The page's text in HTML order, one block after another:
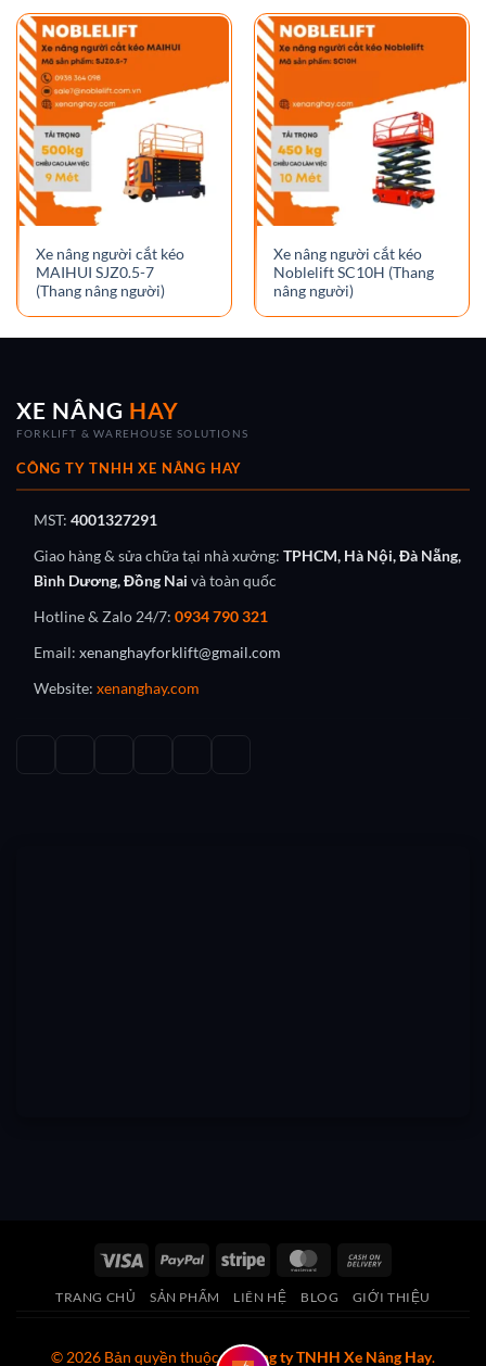
Xe nâng người cắt kéo
MAIHUI SJZ0.5-7
(Thang nâng người)
Xe nâng người cắt kéo
Noblelift SC10H (Thang
nâng người)
XE NÂNG HAY
FORKLIFT & WAREHOUSE SOLUTIONS
CÔNG TY TNHH XE NÂNG HAY
MST: 4001327291
Giao hàng & sửa chữa tại nhà xưởng: TPHCM, Hà Nội, Đà Nẵng,
Bình Dương, Đồng Nai và toàn quốc
Hotline & Zalo 24/7: 0934 790 321
Email: xenanghayforklift@gmail.com
Website: xenanghay.com
Visa PayPal Stripe MasterCard
Delivery
TRANG CHỦ SẢN PHẨM LIÊN HỆ BLOG GIỚI THIỆU
© 2026 Bản quyền thuộc vềCông ty TNHH Xe Nâng Hay.